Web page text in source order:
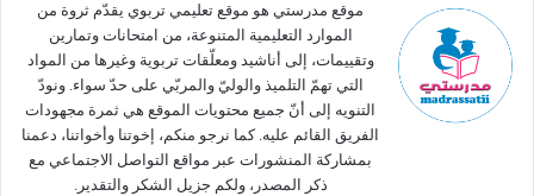
موقع مدرستي هو موقع تعليمي تربوي يقدّم ثروة من
الموارد التعليمية المتنوعة، من امتحانات وتمارين
وتقييمات، إلى أناشيد ومعلّقات تربوية وغيرها من المواد
التي تهمّ التلميذ والوليّ والمربّي على حدّ سواء. ونودّ
التنويه إلى أنّ جميع محتويات الموقع هي ثمرة مجهودات
الفريق القائم عليه. كما نرجو منكم، إخوتنا وأخواتنا، دعمنا
بمشاركة المنشورات عبر مواقع التواصل الاجتماعي مع
ذكر المصدر، ولكم جزيل الشكر والتقدير.